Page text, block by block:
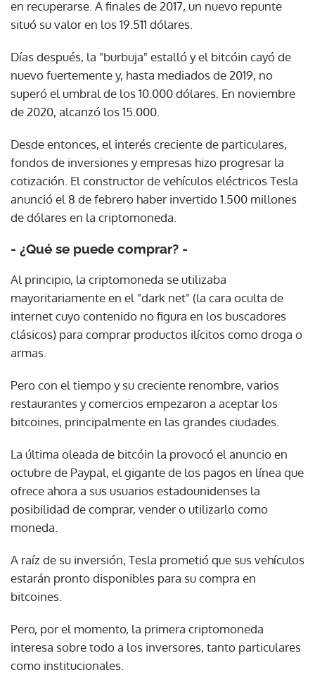
en recuperarse. A finales de 2017, un nuevo repunte
situó su valor en los 19.511 dólares.
Días después, la "burbuja" estalló y el bitcóin cayó de
nuevo fuertemente y, hasta mediados de 2019, no
superó el umbral de los 10.000 dólares. En noviembre
de 2020, alcanzó los 15.000.
Desde entonces, el interés creciente de particulares,
fondos de inversiones y empresas hizo progresar la
cotización. El constructor de vehículos eléctricos Tesla
anunció el 8 de febrero haber invertido 1.500 millones
de dólares en la criptomoneda.
- ¿Qué se puede comprar? -
Al principio, la criptomoneda se utilizaba
mayoritariamente en el "dark net" (la cara oculta de
internet cuyo contenido no figura en los buscadores
clásicos) para comprar productos ilícitos como droga o
armas.
Pero con el tiempo y su creciente renombre, varios
restaurantes y comercios empezaron a aceptar los
bitcoines, principalmente en las grandes ciudades.
La última oleada de bitcóin la provocó el anuncio en
octubre de Paypal, el gigante de los pagos en línea que
ofrece ahora a sus usuarios estadounidenses la
posibilidad de comprar, vender o utilizarlo como
moneda.
A raíz de su inversión, Tesla prometió que sus vehículos
estarán pronto disponibles para su compra en
bitcoines.
Pero, por el momento, la primera criptomoneda
interesa sobre todo a los inversores, tanto particulares
como institucionales.